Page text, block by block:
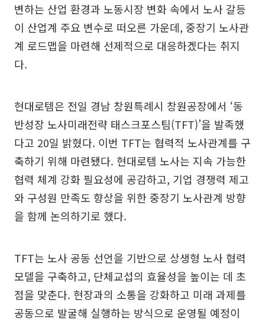
변하는 산업 환경과 노동시장 변화 속에서 노사 갈등
이 산업계 주요 변수로 떠오른 가운데, 중장기 노사관
계 로드맵을 마련해 선제적으로 대응하겠다는 취지
다.
현대로템은 전일 경남 창원특례시 창원공장에서 ‘동
반성장 노사미래전략 태스크포스팀(TFT)’을 발족했
다고 20일 밝혔다. 이번 TFT는 협력적 노사관계를 구
축하기 위해 마련됐다. 현대로템 노사는 지속 가능한
협력 체계 강화 필요성에 공감하고, 기업 경쟁력 제고
와 구성원 만족도 향상을 위한 중장기 노사관계 방향
을 함께 논의하기로 했다.
TFT는 노사 공동 선언을 기반으로 상생형 노사 협력
모델을 구축하고, 단체교섭의 효율성을 높이는 데 초
점을 맞춘다. 현장과의 소통을 강화하고 미래 과제를
공동으로 발굴해 실행하는 방식으로 운영될 예정이